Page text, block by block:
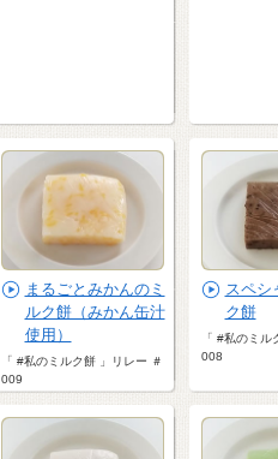
まるごとみかんのミ
ルク餅（みかん缶汁
使用）
「 #私のミルク餅 」リレー ＃
009
スペシ
ク餅
「 #私のミ
008